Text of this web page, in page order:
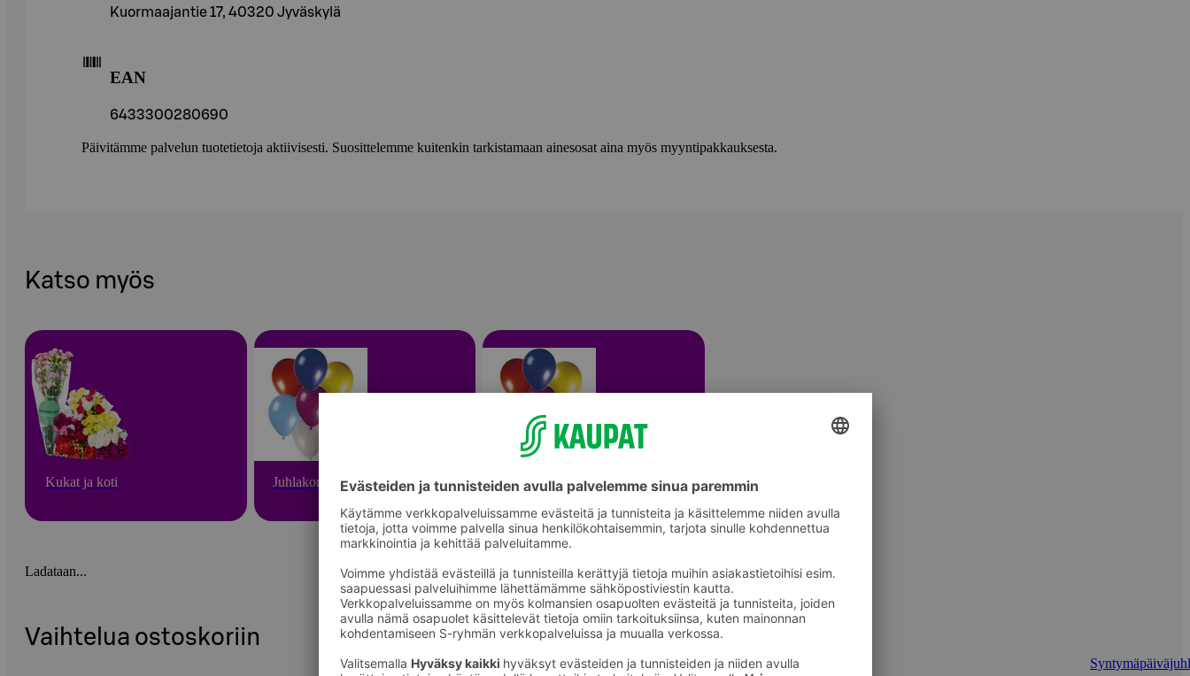
Kuormaajantie 17, 40320 Jyväskylä
EAN
6433300280690
Päivitämme palvelun tuotetietoja aktiivisesti. Suosittelemme kuitenkin tarkistamaan ainesosat aina myös myyntipakkauksesta.
Katso myös
Kukat ja koti Juhlakoristeet Syntymäpäiväjuhlat
Ladataan...
Vaihtelua ostoskoriin